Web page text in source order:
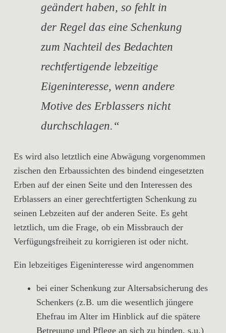
geändert haben, so fehlt in
der Regel das eine Schenkung
zum Nachteil des Bedachten
rechtfertigende lebzeitige
Eigeninteresse, wenn andere
Motive des Erblassers nicht
durchschlagen.“
Es wird also letztlich eine Abwägung vorgenommen
zischen den Erbaussichten des bindend eingesetzten
Erben auf der einen Seite und den Interessen des
Erblassers an einer gerechtfertigten Schenkung zu
seinen Lebzeiten auf der anderen Seite. Es geht
letztlich, um die Frage, ob ein Missbrauch der
Verfügungsfreiheit zu korrigieren ist oder nicht.
Ein lebzeitiges Eigeninteresse wird angenommen
bei einer Schenkung zur Altersabsicherung des
Schenkers (z.B. um die wesentlich jüngere
Ehefrau im Alter im Hinblick auf die spätere
Betreuung und Pflege an sich zu binden, s.u.)